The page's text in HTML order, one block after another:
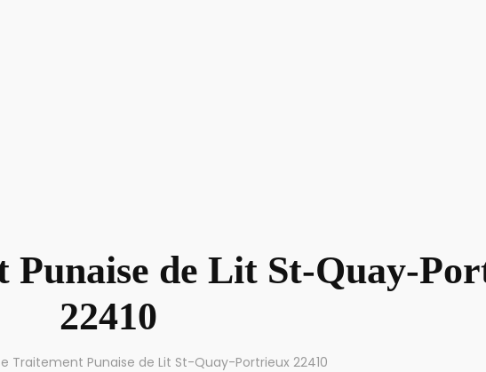
de Lit St-Quay-
22410
Traitement Punaise de Lit St-Quay-Portrieux 22410